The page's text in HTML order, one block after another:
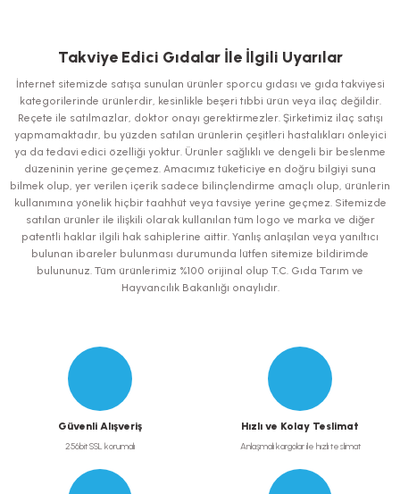
iletebilirsiniz.
Görüş ve önerileriniz için teşekkür ederiz.
Ürün resmi kalitesiz, bozuk veya görüntülenemiyor.
Ürün açıklamasında eksik bilgiler bulunuyor.
Ürün bilgilerinde hatalar bulunuyor.
Ürün fiyatı diğer sitelerden daha pahalı.
Bu ürüne benzer farklı alternatifler olmalı.
Takviye Edici Gıdalar İle İlgili Uyarılar
İnternet sitemizde satışa sunulan ürünler sporcu gıdası ve gıda takviyesi
kategorilerinde ürünlerdir, kesinlikle beşeri tıbbi ürün veya ilaç değildir.
Reçete ile satılmazlar, doktor onayı gerektirmezler. Şirketimiz ilaç satışı
yapmamaktadır, bu yüzden satılan ürünlerin çeşitleri hastalıkları önleyici
ya da tedavi edici özelliği yoktur. Ürünler sağlıklı ve dengeli bir beslenme
düzeninin yerine geçemez. Amacımız tüketiciye en doğru bilgiyi suna
bilmek olup, yer verilen içerik sadece bilinçlendirme amaçlı olup, ürünlerin
kullanımına yönelik hiçbir taahhüt veya tavsiye yerine geçmez. Sitemizde
satılan ürünler ile ilişkili olarak kullanılan tüm logo ve marka ve diğer
patentli haklar ilgili hak sahiplerine aittir. Yanlış anlaşılan veya yanıltıcı
bulunan ibareler bulunması durumunda lütfen sitemize bildirimde
bulununuz. Tüm ürünlerimiz %100 orijinal olup T.C. Gıda Tarım ve
Hayvancılık Bakanlığı onaylıdır.
Güvenli Alışveriş
256bit SSL korumalı
Hızlı ve Kolay Teslimat
Anlaşmalı kargolar ile hızlı teslimat